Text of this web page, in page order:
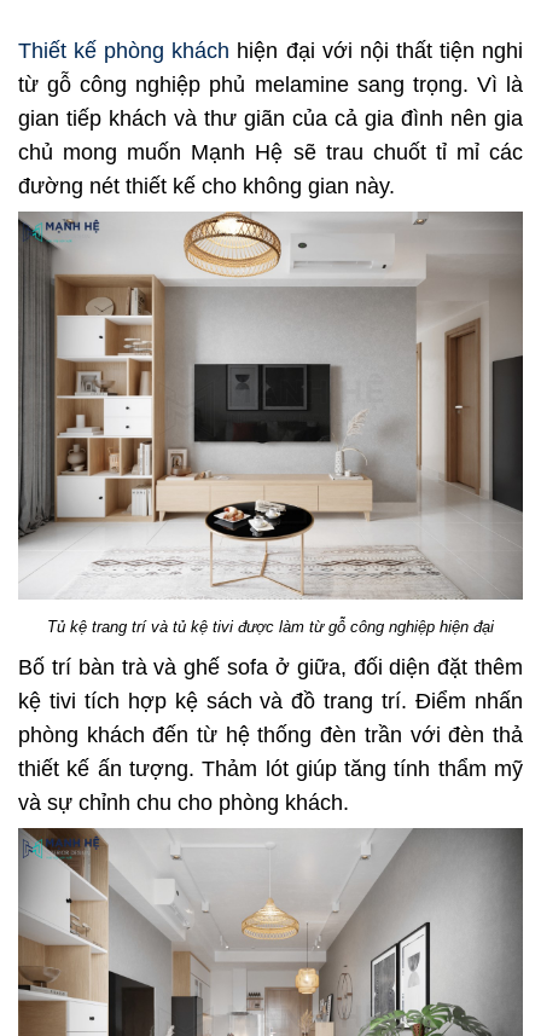
Thiết kế phòng khách hiện đại với nội thất tiện nghi
từ gỗ công nghiệp phủ melamine sang trọng. Vì là
gian tiếp khách và thư giãn của cả gia đình nên gia
chủ mong muốn Mạnh Hệ sẽ trau chuốt tỉ mỉ các
đường nét thiết kế cho không gian này.
Tủ kệ trang trí và tủ kệ tivi được làm từ gỗ công nghiệp hiện đại
Bố trí bàn trà và ghế sofa ở giữa, đối diện đặt thêm
kệ tivi tích hợp kệ sách và đồ trang trí. Điểm nhấn
phòng khách đến từ hệ thống đèn trần với đèn thả
thiết kế ấn tượng. Thảm lót giúp tăng tính thẩm mỹ
và sự chỉnh chu cho phòng khách.